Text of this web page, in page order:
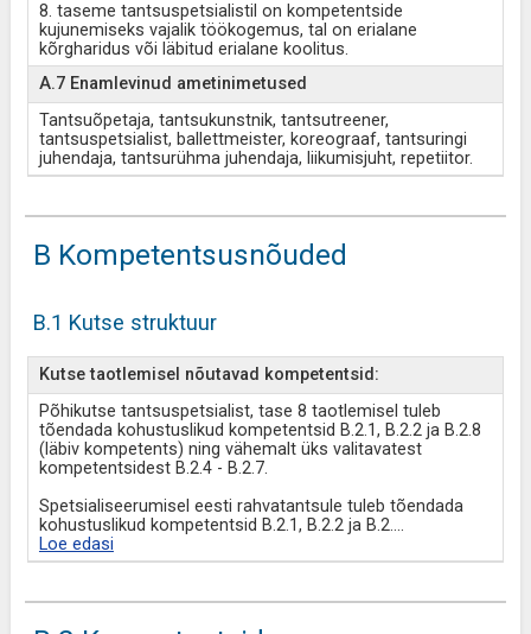
8. taseme tantsuspetsialistil on kompetentside
kujunemiseks vajalik töökogemus, tal on erialane
kõrgharidus või läbitud erialane koolitus.
A.7 Enamlevinud ametinimetused
Tantsuõpetaja, tantsukunstnik, tantsutreener,
tantsuspetsialist, ballettmeister, koreograaf, tantsuringi
juhendaja, tantsurühma juhendaja, liikumisjuht, repetiitor.
B Kompetentsusnõuded
B.1 Kutse struktuur
Kutse taotlemisel nõutavad kompetentsid:
Põhikutse tantsuspetsialist, tase 8 taotlemisel tuleb
tõendada kohustuslikud kompetentsid B.2.1, B.2.2 ja B.2.8
(läbiv kompetents) ning vähemalt üks valitavatest
kompetentsidest B.2.4 - B.2.7.
Spetsialiseerumisel eesti rahvatantsule tuleb tõendada
kohustuslikud kompetentsid B.2.1, B.2.2 ja B.2....
Loe edasi